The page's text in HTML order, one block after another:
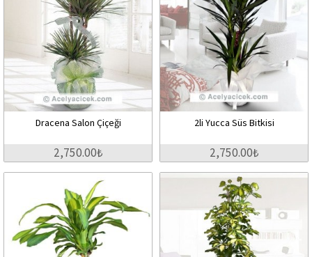
Dracena Salon Çiçeği
2,750.00₺
2li Yucca Süs Bitkisi
2,750.00₺